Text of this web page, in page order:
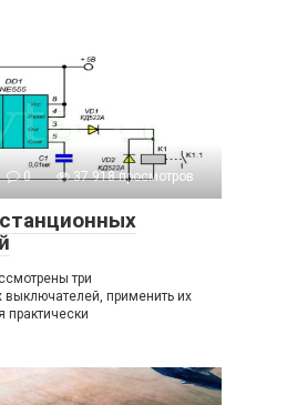
0 37 918 просмотров
три
применить их